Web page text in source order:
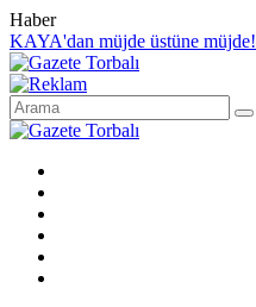
Haber
KAYA'dan müjde üstüne müjde!